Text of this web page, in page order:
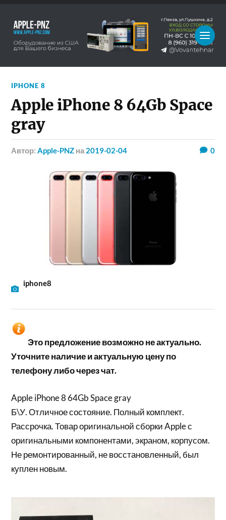
IPHONE 8
Apple iPhone 8 64Gb Space
gray
Автор:Apple-PNZ на 2019-02-04 0
iphone8
Это предложение возможно не актуально.
Уточните наличие и актуальную цену по
телефону либо через чат.
Apple iPhone 8 64Gb Space gray
Б\У. Отличное состояние. Полный комплект.
Рассрочка. Товар оригинальной сборки Apple с
оригинальными компонентами, экраном, корпусом.
Не ремонтированный, не восстановленный, был
куплен новым.